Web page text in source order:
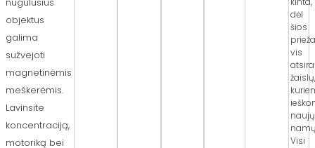
objektus
galima
sužvejoti
magnetinėmis
meškerėmis.
Lavinsite
koncentraciją,
motoriką bei
dėl
šios
vis
naujų
Visi